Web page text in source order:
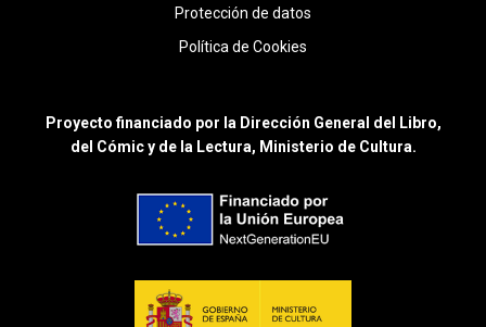
Protección de datos
Política de Cookies
Proyecto financiado por la Dirección General del Libro,
del Cómic y de la Lectura, Ministerio de Cultura.